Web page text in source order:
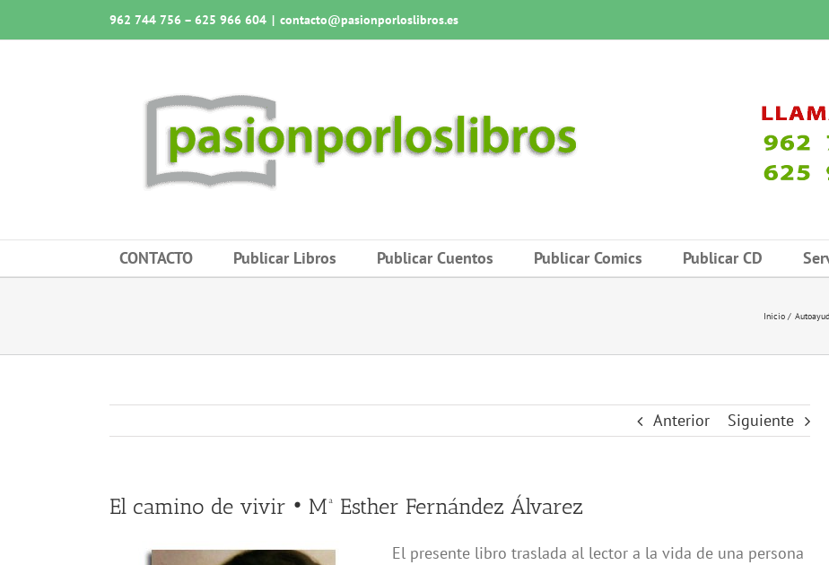
al
962 744 756 – 625 966 604 | contacto@pasionporloslibros.es
CONTACTO Publicar Libros Publicar Cuentos Publicar Comics Publicar CD
Inicio
Anterior Siguiente
El camino de vivir • Mª Esther Fernández Álvarez
El presente libro traslada al lector a la vida de una persona